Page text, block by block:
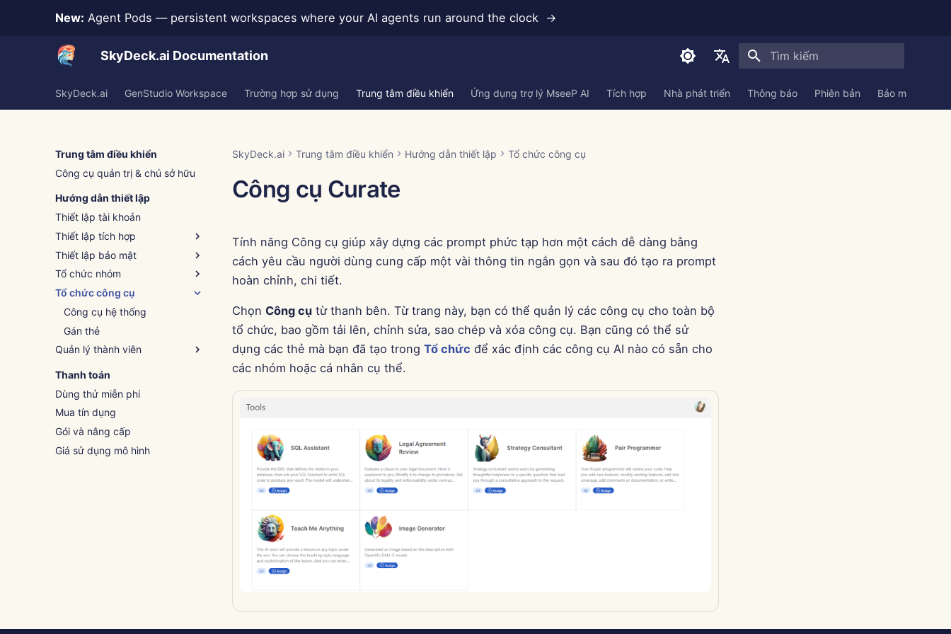
New: Agent Pods — persistent workspaces where your AI agents run around the clock →
SkyDeck.ai Documentation
English
Italiano
日本語
Português
Tiếng Việt
繁體中文
SkyDeck.ai GenStudio Workspace Trường hợp sử dụng Trung tâm điều khiển Ứng dụng trợ lý MseeP AI Tích hợp Nhà phát triển Thông báo Phiên bản Bảo mật
Trung tâm điều khiển
Công cụ quản trị & chủ sở hữu
Hướng dẫn thiết lập
Thiết lập tài khoản
Thiết lập tích hợp
Hỗ trợ tích hợp
Thiết lập bảo mật
Xác thực (SSO)
Tổ chức nhóm
Thêm nhóm mới
Xóa nhóm
Tổ chức công cụ
Công cụ hệ thống
Gán thẻ
Quản lý thành viên
Thêm thành viên
Nhập tệp
Mời thành viên
Chỉnh sửa thành viên
Thanh toán
Dùng thử miễn phí
Mua tín dụng
Gói và nâng cấp
Giá sử dụng mô hình
SkyDeck.ai Trung tâm điều khiển Hướng dẫn thiết lập Tổ chức công cụ
Công cụ Curate
Tính năng Công cụ giúp xây dựng các prompt phức tạp hơn một cách dễ dàng bằng
cách yêu cầu người dùng cung cấp một vài thông tin ngắn gọn và sau đó tạo ra prompt
hoàn chỉnh, chi tiết.
Chọn Công cụ từ thanh bên. Từ trang này, bạn có thể quản lý các công cụ cho toàn bộ
tổ chức, bao gồm tải lên, chỉnh sửa, sao chép và xóa công cụ. Bạn cũng có thể sử
dụng các thẻ mà bạn đã tạo trong Tổ chức để xác định các công cụ AI nào có sẵn cho
các nhóm hoặc cá nhân cụ thể.